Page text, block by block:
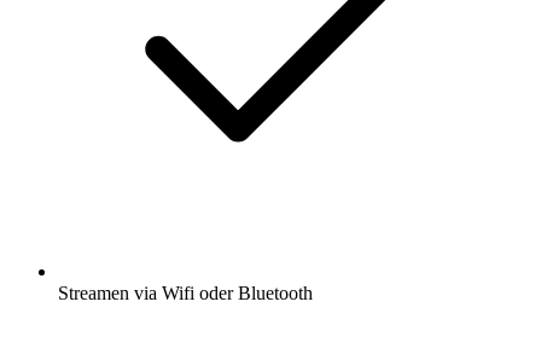
Streamen via Wifi oder Bluetooth